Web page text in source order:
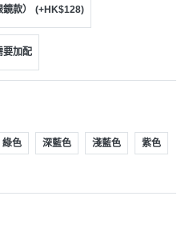
款） (+HK$128)
要加配
綠色 深藍色 淺藍色 紫色